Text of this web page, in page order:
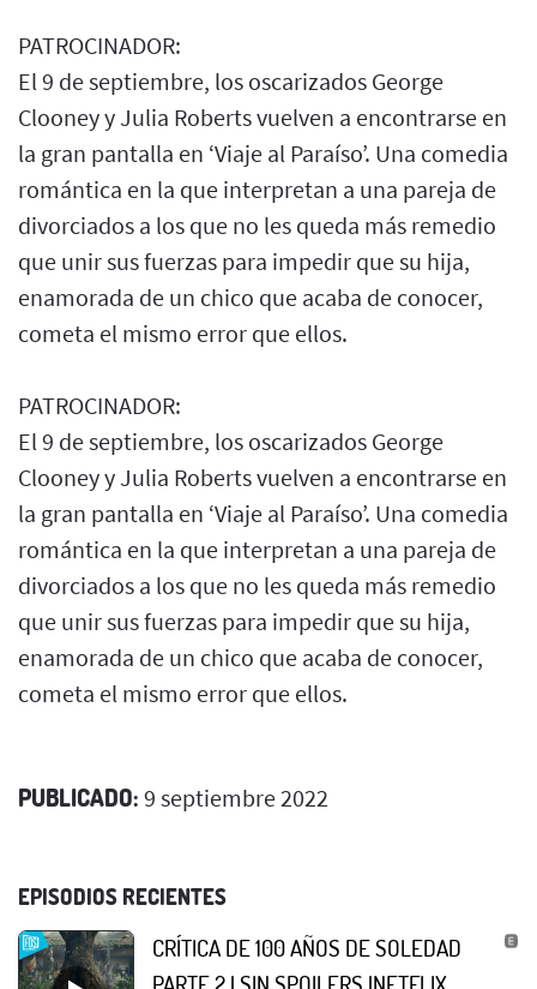
PATROCINADOR:
El 9 de septiembre, los oscarizados George
Clooney y Julia Roberts vuelven a encontrarse en
la gran pantalla en ‘Viaje al Paraíso’. Una comedia
romántica en la que interpretan a una pareja de
divorciados a los que no les queda más remedio
que unir sus fuerzas para impedir que su hija,
enamorada de un chico que acaba de conocer,
cometa el mismo error que ellos.
PATROCINADOR:
El 9 de septiembre, los oscarizados George
Clooney y Julia Roberts vuelven a encontrarse en
la gran pantalla en ‘Viaje al Paraíso’. Una comedia
romántica en la que interpretan a una pareja de
divorciados a los que no les queda más remedio
que unir sus fuerzas para impedir que su hija,
enamorada de un chico que acaba de conocer,
cometa el mismo error que ellos.
PUBLICADO: 9 septiembre 2022
EPISODIOS RECIENTES
CRÍTICA DE 100 AÑOS DE SOLEDAD